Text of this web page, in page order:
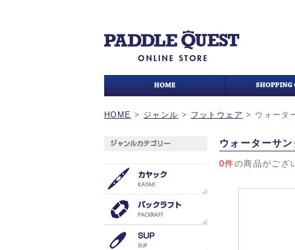
HOME > ジャンル > フットウェア > ウォータ
ウォーターサ
0件の商品がござ